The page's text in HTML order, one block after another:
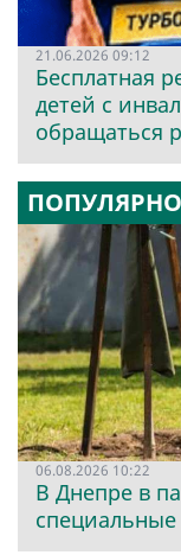
21.06.2026 09:12
Бесплатная
детей с
обращаться
06.08.2026 10:22
В Днепре в